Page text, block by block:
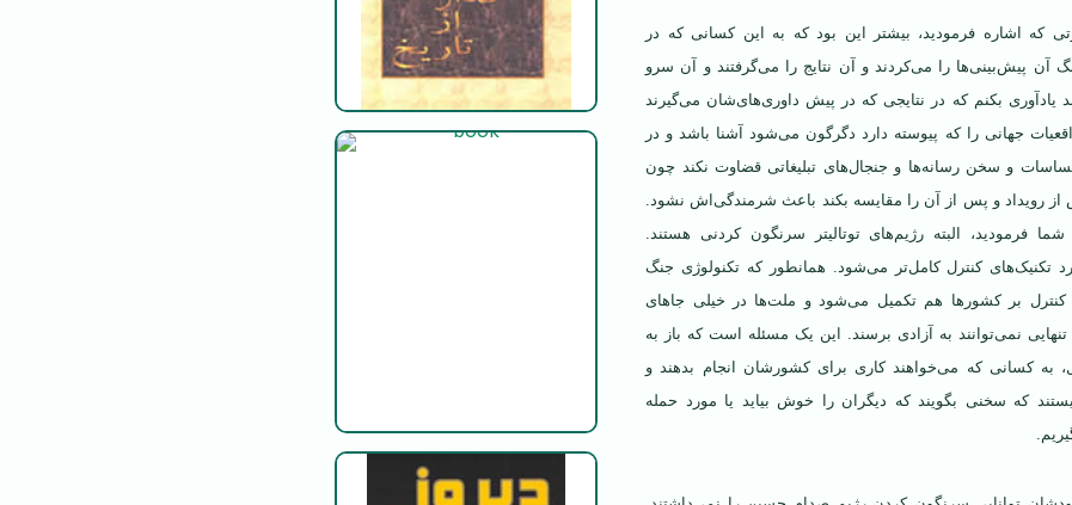
که اشاره فرمودید، بیشتر این بود که به این کسانی که در
آن پیش‌بینی‌ها را می‌کردند و آن نتایج را می‌گرفتند و آن سرو
یادآوری بکنم که در نتایجی که در پیش داوری‌های‌شان می‌گیرند
جهانی را که پیوسته دارد دگرگون می‌شود آشنا باشد و در
و سخن رسانه‌ها و جنجال‌های تبلیغاتی قضاوت نکند چون
از رویداد و پس از آن را مقایسه بکند باعث شرمندگی‌اش نشود.
فرمودید، البته رژیم‌های توتالیتر سرنگون کردنی هستند.
تکنیک‌های کنترل کامل‌تر می‌شود. همانطور که تکنولوژی جنگ
بر کشورها هم تکمیل می‌شود و ملت‌ها در خیلی جاهای
نمی‌توانند به آزادی برسند. این یک مسئله است که باز به
به کسانی که می‌خواهند کاری برای کشورشان انجام بدهند و
که سخنی بگویند که دیگران را خوش بیاید یا مورد حمله